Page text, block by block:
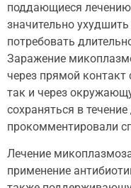
поддающиеся
значительно
потребовать
Заражение
через прямой
так и через
сохраняться в
прокомментировали
Лечение
применение